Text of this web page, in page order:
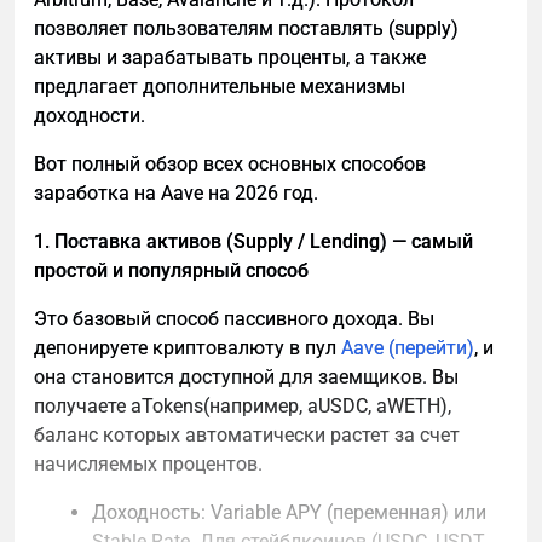
движок, который разработчик зашил под
банальную кнопку «Тап». Спойлер для владельцев
ферм из 1000 GPU: ваши видеокарты здесь - это
просто дорогие камушки. И вот почему.
позволяет пользователям поставлять (supply)
активы и зарабатывать проценты, а также
предлагает дополнительные механизмы
доходности.
Вот полный обзор всех основных способов
заработка на Aave на 2026 год.
1. Поставка активов (Supply / Lending) — самый
простой и популярный способ
Это базовый способ пассивного дохода. Вы
депонируете криптовалюту в пул Aave (перейти), и
она становится доступной для заемщиков. Вы
получаете aTokens(например, aUSDC, aWETH),
баланс которых автоматически растет за счет
начисляемых процентов.
Доходность: Variable APY (переменная) или